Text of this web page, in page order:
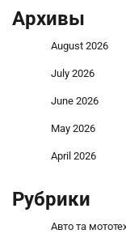
Архивы
August 2026
July 2026
June 2026
May 2026
April 2026
Рубрики
Авто та